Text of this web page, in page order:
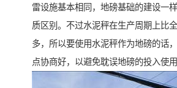
雷设施基本相同，地磅基础的建设一
质区别。不过水泥秤在生产周期上比
多，所以要使用水泥秤作为地磅的话
点协商好，以避免耽误地磅的投入使用